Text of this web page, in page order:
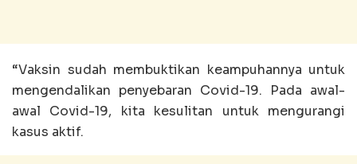
“Vaksin sudah membuktikan keampuhannya untuk
mengendalikan penyebaran Covid-19. Pada awal-
awal Covid-19, kita kesulitan untuk mengurangi
kasus aktif.